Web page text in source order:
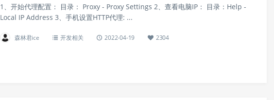
1、开始代理配置： 目录： Proxy - Proxy Settings 2、查看电脑IP： 目录：Help -
Local IP Address 3、手机设置HTTP代理: ...
森林君ice 开发相关 2022-04-19 2304